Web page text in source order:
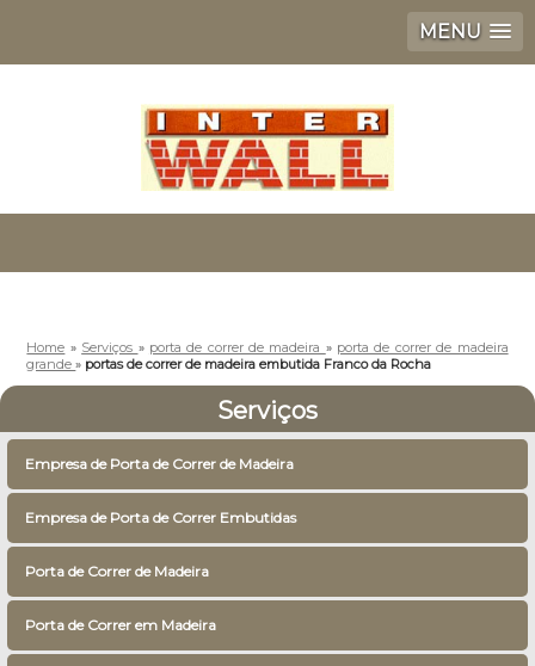
MENU
Home » Serviços » porta de correr de madeira » porta de correr de madeira
grande» portas de correr de madeira embutida Franco da Rocha
Serviços
Empresa de Porta de Correr de Madeira
Empresa de Porta de Correr Embutidas
Porta de Correr de Madeira
Porta de Correr em Madeira